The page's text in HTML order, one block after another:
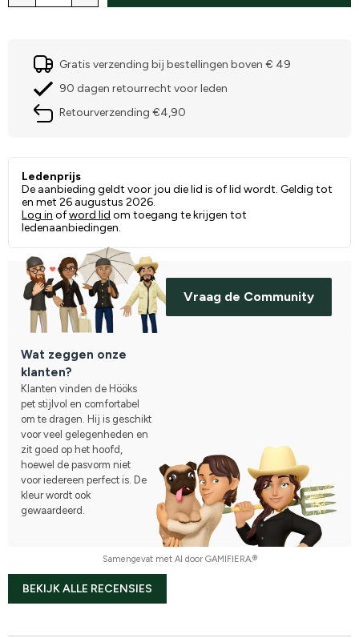
Gratis verzending bij bestellingen boven € 49
90 dagen retourrecht voor leden
Retourverzending €4,90
Ledenprijs
De aanbieding geldt voor jou die lid is of lid wordt. Geldig tot
en met 26 augustus 2026.
Log in ofword lid om toegang te krijgen tot
ledenaanbiedingen.
Vraag de Community
Wat zeggen onze
klanten?
Klanten vinden de Hööks
pet stijlvol en comfortabel
om te dragen. Hij is geschikt
voor veel gelegenheden en
zit goed op het hoofd,
hoewel de pasvorm niet
voor iedereen perfect is. De
kleur wordt ook
gewaardeerd.
Samengevat met AI door GAMIFIERA.®
BEKIJK ALLE RECENSIES